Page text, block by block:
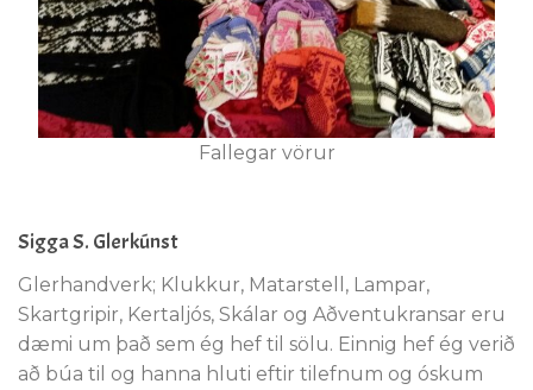
Fallegar vörur
Sigga S. Glerkúnst
Glerhandverk; Klukkur, Matarstell, Lampar,
Skartgripir, Kertaljós, Skálar og Aðventukransar eru
dæmi um það sem ég hef til sölu. Einnig hef ég verið
að búa til og hanna hluti eftir tilefnum og óskum